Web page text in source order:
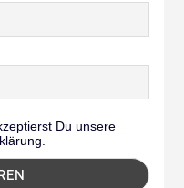
Du unsere